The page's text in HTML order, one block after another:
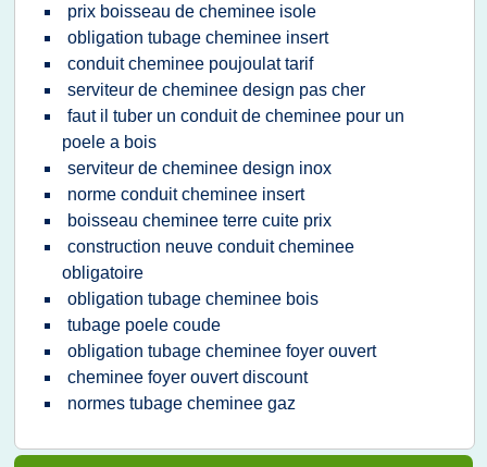
prix boisseau de cheminee isole
obligation tubage cheminee insert
conduit cheminee poujoulat tarif
serviteur de cheminee design pas cher
faut il tuber un conduit de cheminee pour un
poele a bois
serviteur de cheminee design inox
norme conduit cheminee insert
boisseau cheminee terre cuite prix
construction neuve conduit cheminee
obligatoire
obligation tubage cheminee bois
tubage poele coude
obligation tubage cheminee foyer ouvert
cheminee foyer ouvert discount
normes tubage cheminee gaz